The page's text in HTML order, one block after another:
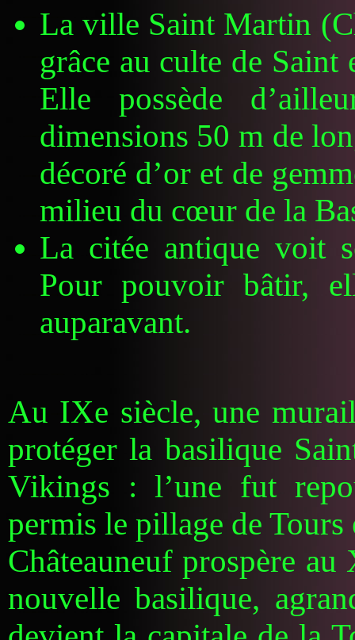
La ville Saint Martin
grâce au culte de
Elle possède
dimensions 50 m de
décoré d’or et de
milieu du cœur de la
La citée antique voit
Pour pouvoir bâtir,
auparavant.
Au IXe siècle, une
protéger la basilique
Vikings : l’une fut
permis le pillage de Tours
Châteauneuf prospère
nouvelle basilique,